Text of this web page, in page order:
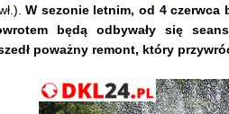
W sezonie letnim, od 4
będą odbywały się
poważny remont, który